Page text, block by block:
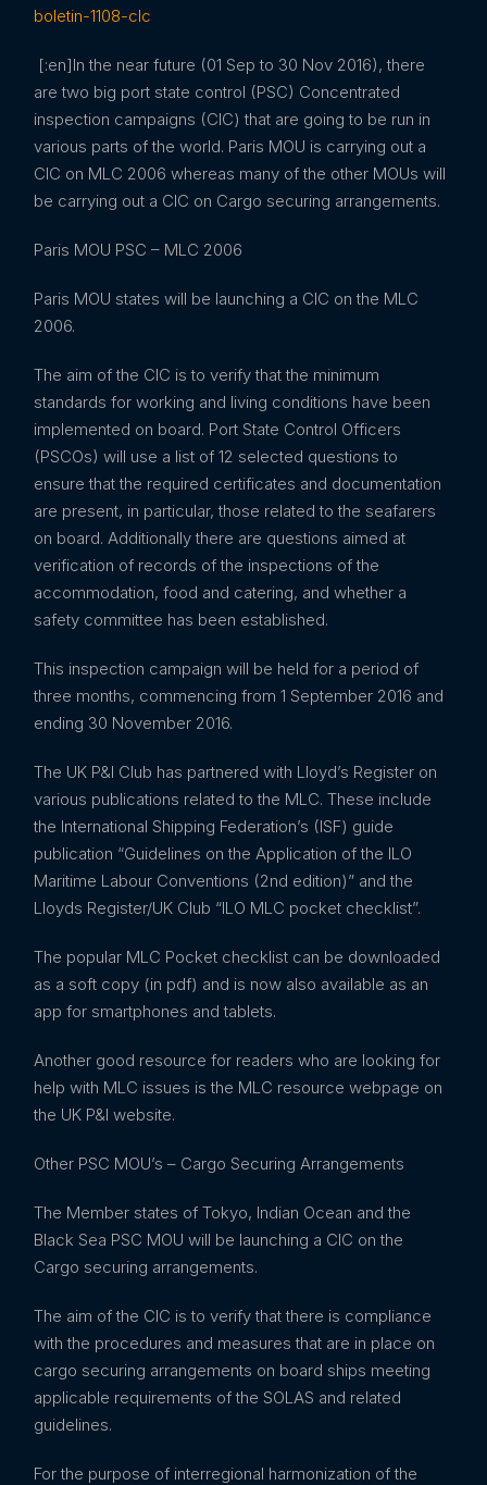
boletin-1108-clc
[:en]In the near future (01 Sep to 30 Nov 2016), there
are two big port state control (PSC) Concentrated
inspection campaigns (CIC) that are going to be run in
various parts of the world. Paris MOU is carrying out a
CIC on MLC 2006 whereas many of the other MOUs will
be carrying out a CIC on Cargo securing arrangements.
Paris MOU PSC – MLC 2006
Paris MOU states will be launching a CIC on the MLC
2006.
The aim of the CIC is to verify that the minimum
standards for working and living conditions have been
implemented on board. Port State Control Officers
(PSCOs) will use a list of 12 selected questions to
ensure that the required certificates and documentation
are present, in particular, those related to the seafarers
on board. Additionally there are questions aimed at
verification of records of the inspections of the
accommodation, food and catering, and whether a
safety committee has been established.
This inspection campaign will be held for a period of
three months, commencing from 1 September 2016 and
ending 30 November 2016.
The UK P&I Club has partnered with Lloyd’s Register on
various publications related to the MLC. These include
the International Shipping Federation’s (ISF) guide
publication “Guidelines on the Application of the ILO
Maritime Labour Conventions (2nd edition)” and the
Lloyds Register/UK Club “ILO MLC pocket checklist”.
The popular MLC Pocket checklist can be downloaded
as a soft copy (in pdf) and is now also available as an
app for smartphones and tablets.
Another good resource for readers who are looking for
help with MLC issues is the MLC resource webpage on
the UK P&I website.
Other PSC MOU’s – Cargo Securing Arrangements
The Member states of Tokyo, Indian Ocean and the
Black Sea PSC MOU will be launching a CIC on the
Cargo securing arrangements.
The aim of the CIC is to verify that there is compliance
with the procedures and measures that are in place on
cargo securing arrangements on board ships meeting
applicable requirements of the SOLAS and related
guidelines.
For the purpose of interregional harmonization of the